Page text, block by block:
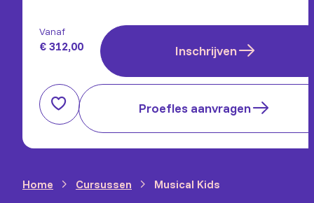
Vanaf
€ 312,00 Inschrijven
Proefles aanvragen
Home Cursussen Musical Kids